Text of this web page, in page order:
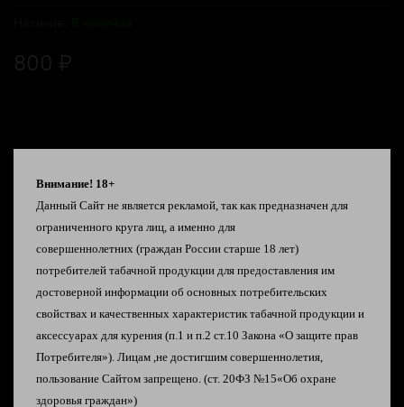
800 ₽
Описание
🍒 Вишневая газировка
🥤Секс на пляже
🍑 Персиковый чай
Внимание! 18+
Данный Сайт не является рекламой, так как предназначен для
ограниченного круга лиц, а именно для
совершеннолетних (граждан России старше 18 лет)
потребителей табачной продукции для предоставления им
достоверной информации об основных потребительских
свойствах и качественных характеристик табачной продукции и
аксессуарах для курения (п.1 и п.2 ст.10 Закона «О защите прав
Потребителя»). Лицам ,не достигшим совершеннолетия,
пользование Сайтом запрещено. (ст. 20ФЗ №15«Об охране
здоровья граждан»)